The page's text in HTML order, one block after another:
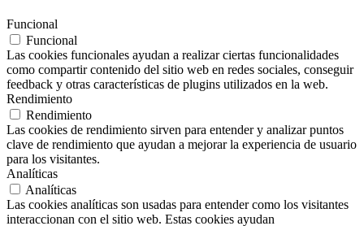
Funcional
Funcional
Las cookies funcionales ayudan a realizar ciertas funcionalidades
como compartir contenido del sitio web en redes sociales, conseguir
feedback y otras características de plugins utilizados en la web.
Rendimiento
Rendimiento
Las cookies de rendimiento sirven para entender y analizar puntos
clave de rendimiento que ayudan a mejorar la experiencia de usuario
para los visitantes.
Analíticas
Analíticas
Las cookies analíticas son usadas para entender como los visitantes
interaccionan con el sitio web. Estas cookies ayudan